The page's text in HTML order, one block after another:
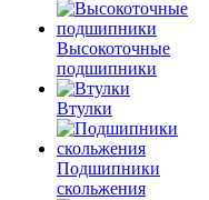
Высокоточные
подшипники
Втулки
Подшипники
скольжения